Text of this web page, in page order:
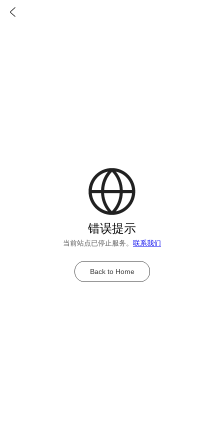
错误提示
当前站点已停止服务。 联系我们
Back to Home